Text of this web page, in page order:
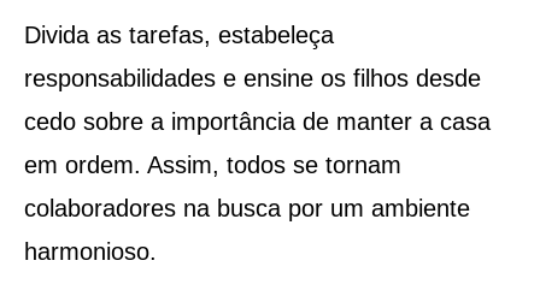
Divida as tarefas, estabeleça
responsabilidades e ensine os filhos desde
cedo sobre a importância de manter a casa
em ordem. Assim, todos se tornam
colaboradores na busca por um ambiente
harmonioso.